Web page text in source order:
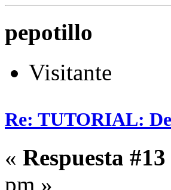
pepotillo
Visitante
Re: TUTORIAL:
« Respuesta #13
pm »